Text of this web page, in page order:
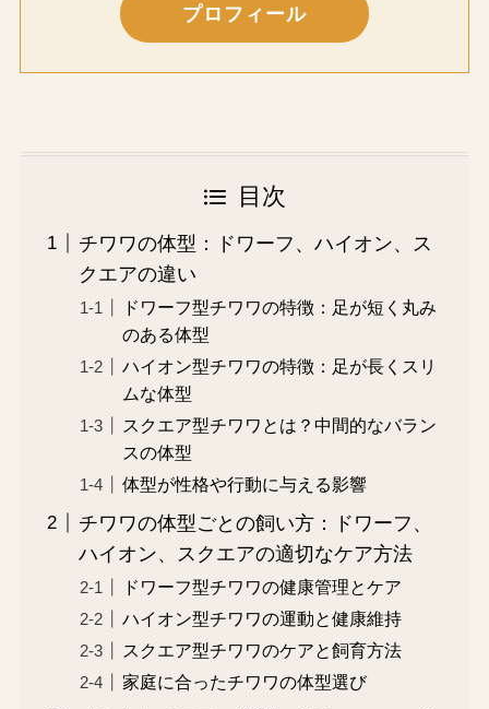
プロフィール
目次
チワワの体型：ドワーフ、ハイオン、ス
クエアの違い
ドワーフ型チワワの特徴：足が短く丸み
のある体型
ハイオン型チワワの特徴：足が長くスリ
ムな体型
スクエア型チワワとは？中間的なバラン
スの体型
体型が性格や行動に与える影響
チワワの体型ごとの飼い方：ドワーフ、
ハイオン、スクエアの適切なケア方法
ドワーフ型チワワの健康管理とケア
ハイオン型チワワの運動と健康維持
スクエア型チワワのケアと飼育方法
家庭に合ったチワワの体型選び